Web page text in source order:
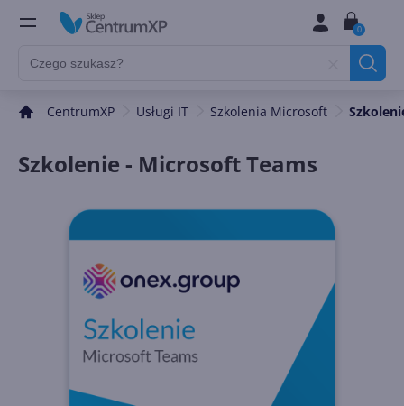
0
CentrumXP Usługi IT Szkolenia Microsoft
Szkolenie - Microsoft Teams